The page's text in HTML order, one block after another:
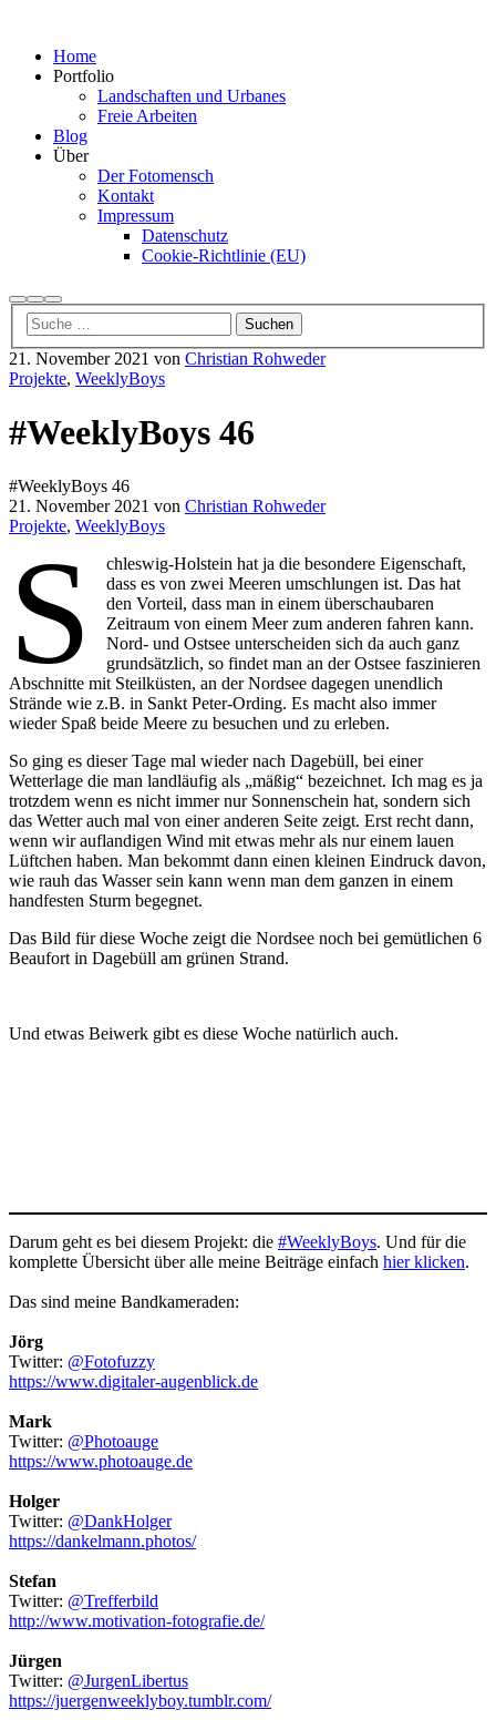
Home
Portfolio
Landschaften und Urbanes
Freie Arbeiten
Blog
Über
Der Fotomensch
Kontakt
Impressum
Datenschutz
Cookie-Richtlinie (EU)
Suchen
Mehr
Info
Hauptmenü
21. November 2021 von Christian Rohweder
Projekte, WeeklyBoys
#WeeklyBoys 46
#WeeklyBoys 46
21. November 2021 von Christian Rohweder
Projekte, WeeklyBoys
S
chleswig-Holstein hat ja die besondere Eigenschaft,
dass es von zwei Meeren umschlungen ist. Das hat
den Vorteil, dass man in einem überschaubaren
Zeitraum von einem Meer zum anderen fahren kann.
Nord- und Ostsee unterscheiden sich da auch ganz
grundsätzlich, so findet man an der Ostsee faszinieren
Abschnitte mit Steilküsten, an der Nordsee dagegen unendlich
Strände wie z.B. in Sankt Peter-Ording. Es macht also immer
wieder Spaß beide Meere zu besuchen und zu erleben.
So ging es dieser Tage mal wieder nach Dagebüll, bei einer
Wetterlage die man landläufig als „mäßig“ bezeichnet. Ich mag es ja
trotzdem wenn es nicht immer nur Sonnenschein hat, sondern sich
das Wetter auch mal von einer anderen Seite zeigt. Erst recht dann,
wenn wir auflandigen Wind mit etwas mehr als nur einem lauen
Lüftchen haben. Man bekommt dann einen kleinen Eindruck davon,
wie rauh das Wasser sein kann wenn man dem ganzen in einem
handfesten Sturm begegnet.
Das Bild für diese Woche zeigt die Nordsee noch bei gemütlichen 6
Beaufort in Dagebüll am grünen Strand.
Und etwas Beiwerk gibt es diese Woche natürlich auch.
Darum geht es bei diesem Projekt: die #WeeklyBoys. Und für die
komplette Übersicht über alle meine Beiträge einfach hier klicken.
Das sind meine Bandkameraden:
Jörg
Twitter: @Fotofuzzy
https://www.digitaler-augenblick.de
Mark
Twitter: @Photoauge
https://www.photoauge.de
Holger
Twitter: @DankHolger
https://dankelmann.photos/
Stefan
Twitter: @Trefferbild
http://www.motivation-fotografie.de/
Jürgen
Twitter: @JurgenLibertus
https://juergenweeklyboy.tumblr.com/